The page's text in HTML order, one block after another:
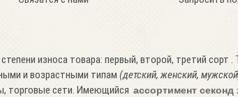
износа товара: первый, второй, третий сорт
и возрастными типам (детский, женский,
торговые сети. Имеющийся ассортимент секонд